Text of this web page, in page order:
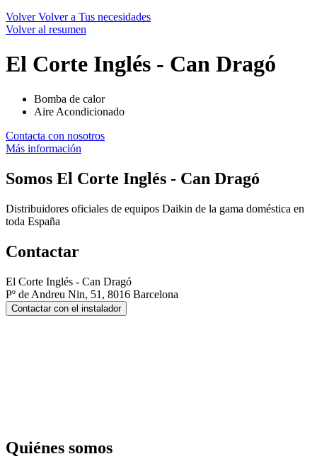
Volver Volver a Tus necesidades
Volver al resumen
El Corte Inglés - Can Dragó
Bomba de calor
Aire Acondicionado
Contacta con nosotros
Más información
Somos El Corte Inglés - Can Dragó
Distribuidores oficiales de equipos Daikin de la gama doméstica en
toda España
Contactar
El Corte Inglés - Can Dragó
Pº de Andreu Nin, 51, 8016 Barcelona
Contactar con el instalador
Quiénes somos